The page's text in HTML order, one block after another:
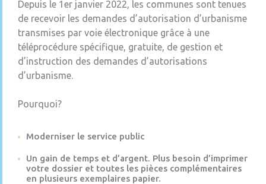
Depuis le 1er janvier 2022, les communes sont tenues
de recevoir les demandes d’autorisation d’urbanisme
transmises par voie électronique grâce à une
téléprocédure spécifique, gratuite, de gestion et
d’instruction des demandes d’autorisations
d’urbanisme.
Pourquoi?
Moderniser le service public
Un gain de temps et d’argent. Plus besoin d’imprimer
votre dossier et toutes les pièces complémentaires
en plusieurs exemplaires papier.